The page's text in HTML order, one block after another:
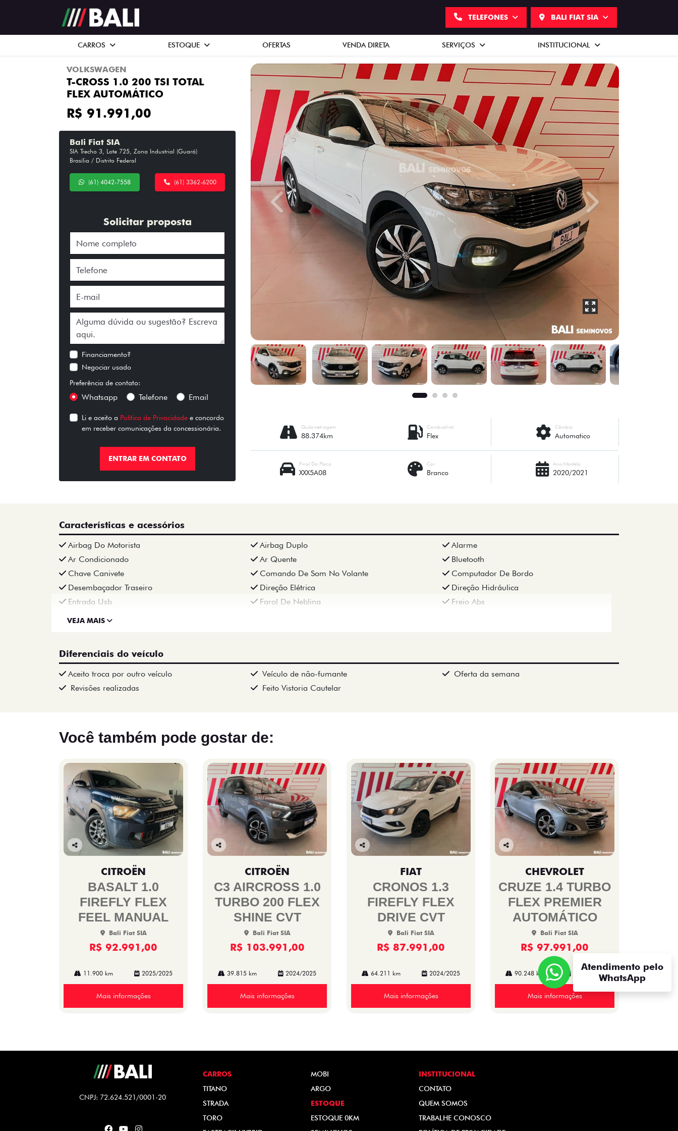
TELEFONES BALI FIAT SIA
CARROS ESTOQUE OFERTAS VENDA DIRETA SERVIÇOS INSTITUCIONAL
VOLKSWAGEN
T-CROSS 1.0 200 TSI TOTAL
FLEX AUTOMÁTICO
R$ 91.991,00
Bali Fiat SIA
SIA Trecho 3, Lote 725, Zona Industrial (Guará)
Brasília / Distrito Federal
(61) 3362-6200
(61) 4042-7558
Solicitar proposta
Financiamento?
Negociar usado
Preferência de contato:
Whatsapp Telefone Email
Li e aceito a Política de Privacidade e concordo
em receber comunicações da concessionária.
ENTRAR EM CONTATO
Previous Next
Câmbio
Automatico
Combustível
Flex
Quilometragem
88.374km
Ano/Modelo
2020/2021
Cor
Branco
Final Da Placa
XXX5A08
Características e acessórios
Airbag Do Motorista Airbag Duplo
Alarme
Ar Condicionado
Ar Quente
Bluetooth
Chave Canivete
Comando De Som No Volante
Computador De Bordo
Desembaçador Traseiro
Direção Elétrica
Direção Hidráulica
Entrada Usb
Farol De Neblina Freio Abs
VEJA MAIS
Diferenciais do veículo
Aceito troca por outro veículo Veículo de não-fumante
Oferta da semana
Revisões realizadas
Feito Vistoria Cautelar
Você também pode gostar de:
Co
CITROËN
BASALT 1.0
FIREFLY FLEX
FEEL MANUAL
Bali Fiat SIA
R$ 92.991,00
11.900 km 2025/2025
Mais informações
Co
lhe
CITROËN
C3 AIRCROSS 1.0
TURBO 200 FLEX
SHINE CVT
Bali Fiat SIA
R$ 103.991,00
39.815 km 2024/2025
Mais informações
Co
FIAT
CRONOS 1.3
FIREFLY FLEX
DRIVE CVT
Bali Fiat SIA
R$ 87.991,00
64.211 km 2024/2025
Mais informações
Co
lhe
CHEVROLET
CRUZE 1.4 TURBO
FLEX PREMIER
AUTOMÁTICO
Bali Fiat SIA
R$ 97.991,00
90.248 km 2019/2020
Mais informações
CNPJ: 72.624.521/0001-20
CARROS
TITANO
STRADA
TORO
MOBI
ARGO
ESTOQUE
ESTOQUE 0KM
INSTITUCIONAL
CONTATO
QUEM SOMOS
TRABALHE CONOSCO
Atendimento pelo
WhatsApp